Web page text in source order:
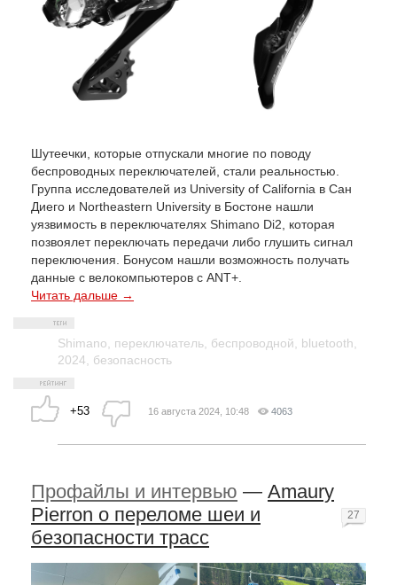
Шутеечки, которые отпускали многие по поводу
беспроводных переключателей, стали реальностью.
Группа исследователей из University of California в Сан
Диего и Northeastern University в Бостоне нашли
уязвимость в переключателях Shimano Di2, которая
позвоялет переключать передачи либо глушить сигнал
переключения. Бонусом нашли возможность получать
данные с велокомпьютеров с ANT+.
Читать дальше →
Shimano переключатель беспроводной bluetooth
2024
безопасность
+53 16 августа 2024, 10:48 4063
Профайлы и интервью — Amaury
Pierron о переломе шеи и
безопасности трасс
27